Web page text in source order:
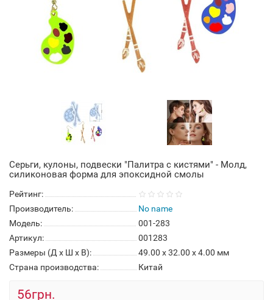
Серьги, кулоны, подвески "Палитра с кистями" - Молд,
силиконовая форма для эпоксидной смолы
Рейтинг:
Производитель:
No name
Модель:
001-283
Артикул:
001283
Размеры (Д x Ш x В):
49.00 x 32.00 x 4.00 мм
Страна производства:
Китай
56грн.